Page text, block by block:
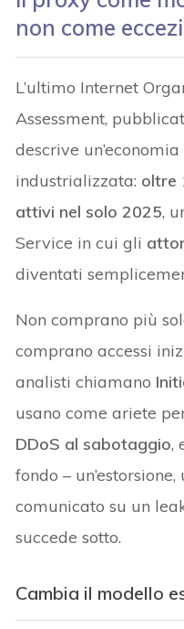
non come
L’ultimo Internet
Assessment,
descrive
industrializzata: oltre
attivi nel solo 2025,
Service in cui gli
diventati
Non comprano più
comprano accessi
analisti chiamano
usano come ariete
DDoS al sabotaggio,
fondo –
comunicato su un
succede sotto.
Cambia il modello